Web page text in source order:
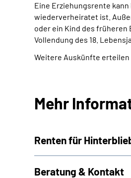
Eine Erziehungsrente
wiederverheiratet ist.
oder ein Kind des früheren
Vollendung des 18.
Weitere Auskünfte erteilen
Mehr
Renten für
Beratung & Kontakt